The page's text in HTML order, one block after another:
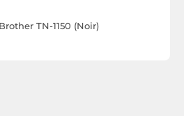
Brother TN-1150 (Noir)